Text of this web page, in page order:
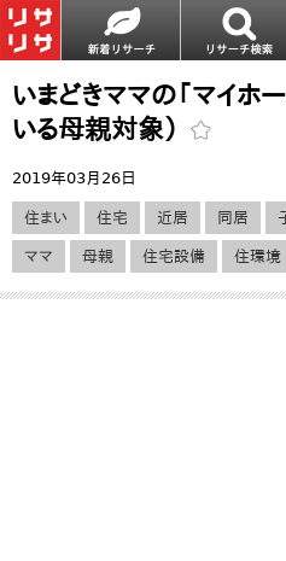
いまどきママの「マイホ
いる母親対象）
2019年03月26日
住まい 住宅 近居 同居
ママ 母親 住宅設備 住環境